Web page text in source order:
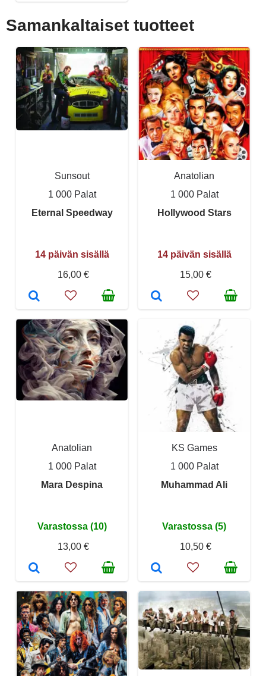
Samankaltaiset tuotteet
Sunsout
1 000 Palat
Eternal Speedway
14 päivän sisällä
16,00 €
Anatolian
1 000 Palat
Hollywood Stars
14 päivän sisällä
15,00 €
Anatolian
1 000 Palat
Mara Despina
Varastossa (10)
13,00 €
KS Games
1 000 Palat
Muhammad Ali
Varastossa (5)
10,50 €